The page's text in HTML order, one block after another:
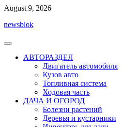
Перейти
содержимому
August 9, 2026
newsblok
АВТОРАЗДЕЛ
Двигатель автомобиля
Кузов авто
Топливная система
Ходовая часть
ДАЧА И ОГОРОД
Болезни растений
Деревья и кустарники